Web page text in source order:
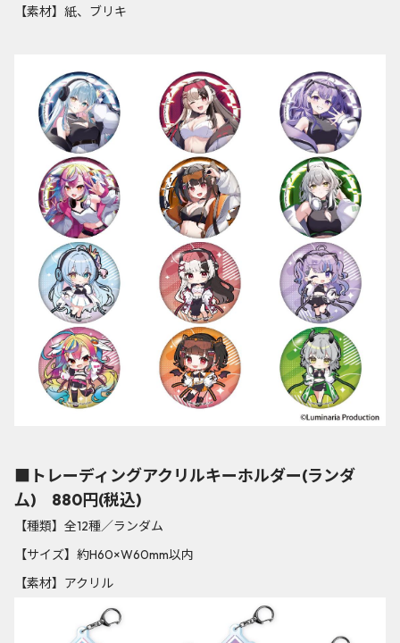
【素材】紙、ブリキ
■トレーディングアクリルキーホルダー(ランダ
厶) 880円(税込)
【種類】全12種／ランダム
【サイズ】約H60×W60mm以内
【素材】アクリル